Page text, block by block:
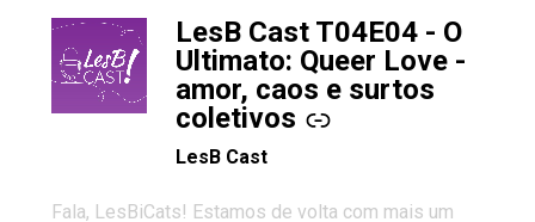
LesB Cast T04E04 - O
Ultimato: Queer Love -
amor, caos e surtos
coletivos
-
LesB Cast
Fala, LesBiCats! Estamos de volta com mais um